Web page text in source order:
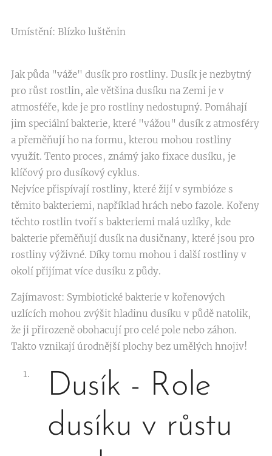
Umístění: Blízko luštěnin
Jak půda "váže" dusík pro rostliny. Dusík je nezbytný
pro růst rostlin, ale většina dusíku na Zemi je v
atmosféře, kde je pro rostliny nedostupný. Pomáhají
jim speciální bakterie, které "vážou" dusík z atmosféry
a přeměňují ho na formu, kterou mohou rostliny
využít. Tento proces, známý jako fixace dusíku, je
klíčový pro dusíkový cyklus.
Nejvíce přispívají rostliny, které žijí v symbióze s
těmito bakteriemi, například hrách nebo fazole. Kořeny
těchto rostlin tvoří s bakteriemi malá uzlíky, kde
bakterie přeměňují dusík na dusičnany, které jsou pro
rostliny výživné. Díky tomu mohou i další rostliny v
okolí přijímat více dusíku z půdy.
Zajímavost: Symbiotické bakterie v kořenových
uzlících mohou zvýšit hladinu dusíku v půdě natolik,
že ji přirozeně obohacují pro celé pole nebo záhon.
Takto vznikají úrodnější plochy bez umělých hnojiv!
Dusík - Role
dusíku v růstu